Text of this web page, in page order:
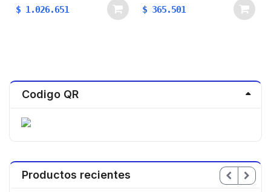
$ 1.026.651
EPU1000RTOL2U,
EPU2000RTOL2U y
$ 365.501
Codigo QR
Productos recientes